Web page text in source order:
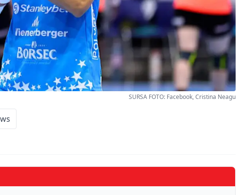
SURSA FOTO: Facebook, Cristina Neagu